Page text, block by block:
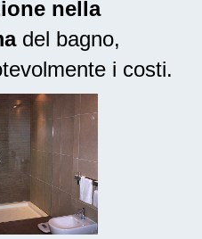
nella
del bagno,
i costi.